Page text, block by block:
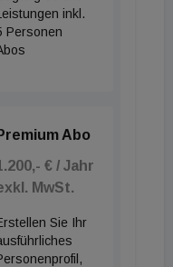
inkl.
Personen
Abo
€ / Jahr
MwSt.
Sie Ihr